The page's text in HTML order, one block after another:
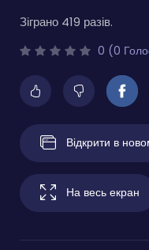
Зіграно 419 разів.
0 (0
Відкрити в
На весь екран